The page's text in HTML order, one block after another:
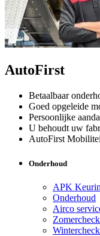
AutoFirst
Betaalbaar
Goed opgeleide
Persoonlijke
U behoudt uw
AutoFirst
Onderhoud
APK
Onderhoud
Airco
Zomercheck
Wintercheck